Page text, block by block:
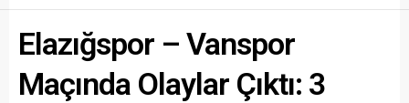
Elazığspor – Vanspor
Maçında Olaylar Çıktı: 3